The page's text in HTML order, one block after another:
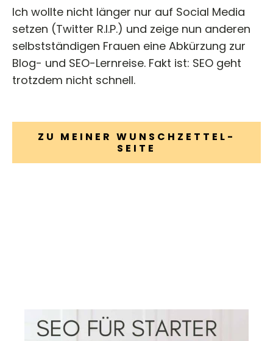
Ich wollte nicht länger nur auf Social Media
setzen (Twitter R.I.P.) und zeige nun anderen
selbstständigen Frauen eine Abkürzung zur
Blog- und SEO-Lernreise. Fakt ist: SEO geht
trotzdem nicht schnell.
ZU MEINER WUNSCHZETTEL-
SEITE